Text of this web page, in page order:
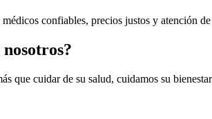
confiables, precios justos y atención
que cuidar de su salud, cuidamos su